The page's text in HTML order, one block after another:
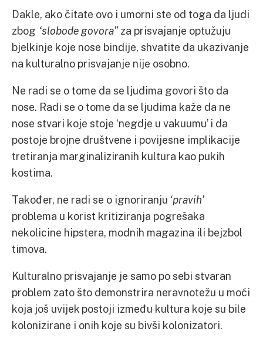
Dakle, ako čitate ovo i umorni ste od toga da ljudi
zbog “slobode govora”za prisvajanje optužuju
bjelkinje koje nose bindije, shvatite da ukazivanje
na kulturalno prisvajanje nije osobno.
Ne radi se o tome da se ljudima govori što da
nose. Radi se o tome da se ljudima kaže da ne
nose stvari koje stoje ‘negdje u vakuumu’ i da
postoje brojne društvene i povijesne implikacije
tretiranja marginaliziranih kultura kao pukih
kostima.
Također, ne radi se o ignoriranju ‘pravih’
problema u korist kritiziranja pogrešaka
nekolicine hipstera, modnih magazina ili bejzbol
timova.
Kulturalno prisvajanje je samo po sebi stvaran
problem zato što demonstrira neravnotežu u moći
koja još uvijek postoji između kultura koje su bile
kolonizirane i onih koje su bivši kolonizatori.